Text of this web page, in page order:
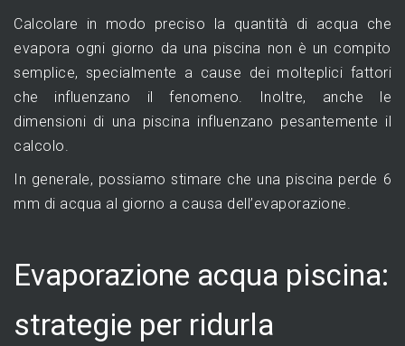
Calcolare in modo preciso la quantità di acqua che
evapora ogni giorno da una piscina non è un compito
semplice, specialmente a cause dei molteplici fattori
che influenzano il fenomeno. Inoltre, anche le
dimensioni di una piscina influenzano pesantemente il
calcolo.
In generale, possiamo stimare che una piscina perde 6
mm di acqua al giorno a causa dell’evaporazione.
Evaporazione acqua piscina:
strategie per ridurla